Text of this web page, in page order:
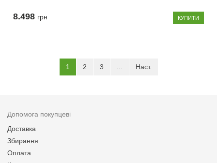
8.498 грн КУПИТИ
1 (current)
2 3 Наст.
Допомога покупцеві
Доставка
Збирання
Оплата